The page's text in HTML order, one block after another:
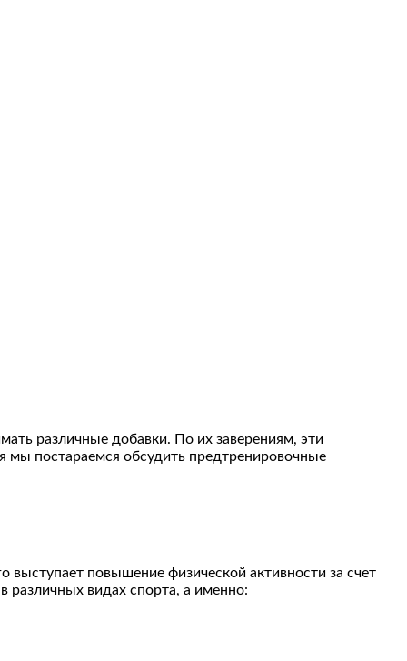
различные добавки. По их заверениям, эти
мы постараемся обсудить предтренировочные
повышение физической активности за счет
различных видах спорта, а именно: